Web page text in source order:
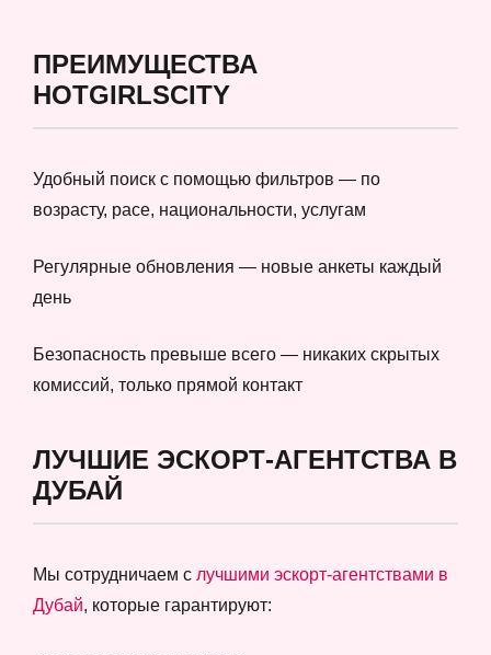
ПРЕИМУЩЕСТВА
HOTGIRLSCITY
Удобный поиск с помощью фильтров — по
возрасту, расе, национальности, услугам
Регулярные обновления — новые анкеты каждый
день
Безопасность превыше всего — никаких скрытых
комиссий, только прямой контакт
ЛУЧШИЕ ЭСКОРТ-АГЕНТСТВА В
ДУБАЙ
Мы сотрудничаем с лучшими эскорт-агентствами в
Дубай, которые гарантируют: